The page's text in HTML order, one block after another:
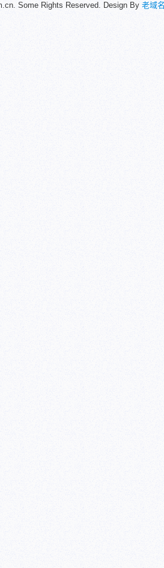
Some Rights Reserved. Design By 老域